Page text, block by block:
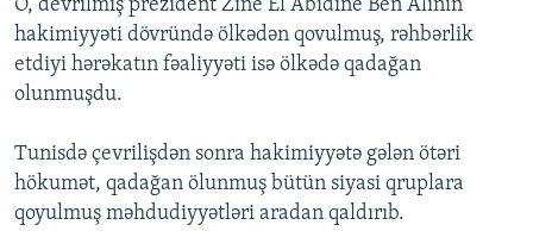
İNFOQRAFIKA
KARIKATURA
AZƏRBAYCAN ƏDƏBIYYATI KITABXANASI
İSLAM VƏ DEMOKRATIYA
İZ - MƏDƏNIYYƏT PROQRAMI
MISSIYAMIZ
PEŞƏ ETIKASI VƏ JURNALISTIKA STANDARTLARIMIZ
MATERIALLARIMIZDAN ISTIFADƏ
BIZIMLƏ ƏLAQƏ
XƏBƏR BÜLLETENLƏRIMIZ
BIZI IZLƏ
RFE/RL-in bütün saytları
O, devrilmiş prezident Zine El Abidine Ben Alinin
hakimiyyəti dövründə ölkədən qovulmuş, rəhbərlik
etdiyi hərəkatın fəaliyyəti isə ölkədə qadağan
olunmuşdu.
Tunisdə çevrilişdən sonra hakimiyyətə gələn ötəri
hökumət, qadağan ölunmuş bütün siyasi qruplara
qoyulmuş məhdudiyyətləri aradan qaldırıb.